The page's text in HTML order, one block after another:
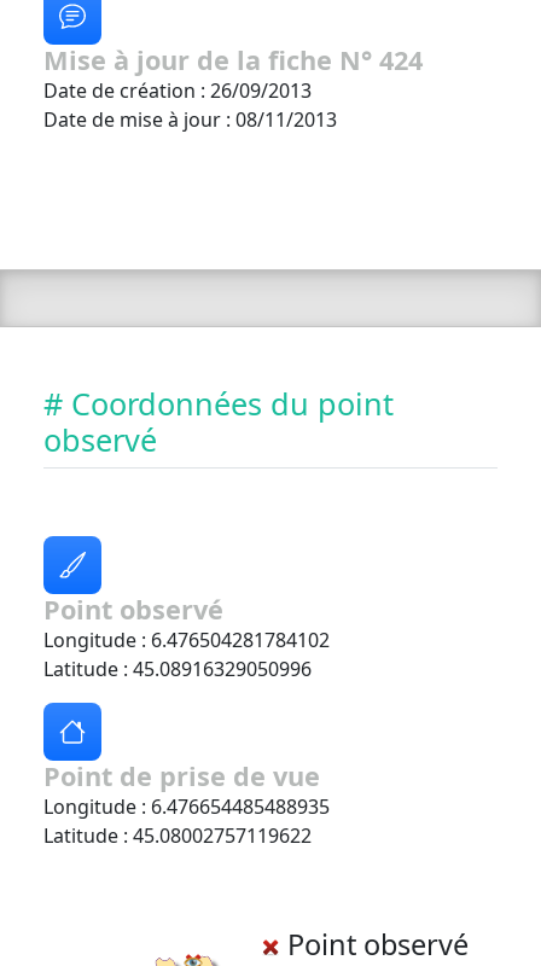
Mise à jour de la fiche N° 424
Date de création : 26/09/2013
Date de mise à jour : 08/11/2013
# Coordonnées du point
observé
Point observé
Longitude : 6.476504281784102
Latitude : 45.08916329050996
Point de prise de vue
Longitude : 6.476654485488935
Latitude : 45.08002757119622
Point observé